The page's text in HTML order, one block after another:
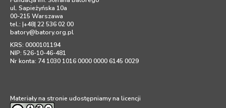
ul. Sapieżyńska 10a
00-215 Warszawa
tel.: |+48| 22 536 02 00
batory@batory.org.pl
KRS: 0000101194
NIP: 526-10-46-481
Nr konta: 74 1030 1016 0000 0000 6145 0029
Materiały na stronie udostępniamy na licencji